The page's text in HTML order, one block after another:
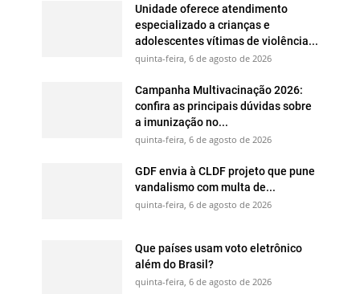
Unidade oferece atendimento
especializado a crianças e
adolescentes vítimas de violência...
quinta-feira, 6 de agosto de 2026
Campanha Multivacinação 2026:
confira as principais dúvidas sobre
a imunização no...
quinta-feira, 6 de agosto de 2026
GDF envia à CLDF projeto que pune
vandalismo com multa de...
quinta-feira, 6 de agosto de 2026
Que países usam voto eletrônico
além do Brasil?
quinta-feira, 6 de agosto de 2026